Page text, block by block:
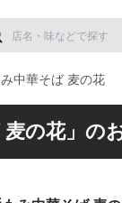
中華そば 麦の花
麦の花」